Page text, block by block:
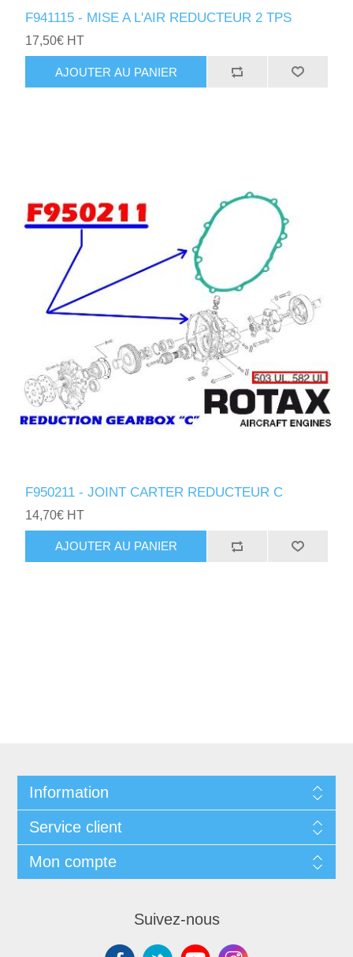
F941115 - MISE A L'AIR REDUCTEUR 2 TPS
17,50€ HT
AJOUTER AU PANIER
F950211 - JOINT CARTER REDUCTEUR C
14,70€ HT
AJOUTER AU PANIER
Information
Service client
Mon compte
Suivez-nous